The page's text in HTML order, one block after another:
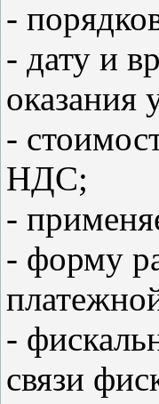
-
- дату и
оказания
-
НДС;
-
- форму
-
связи